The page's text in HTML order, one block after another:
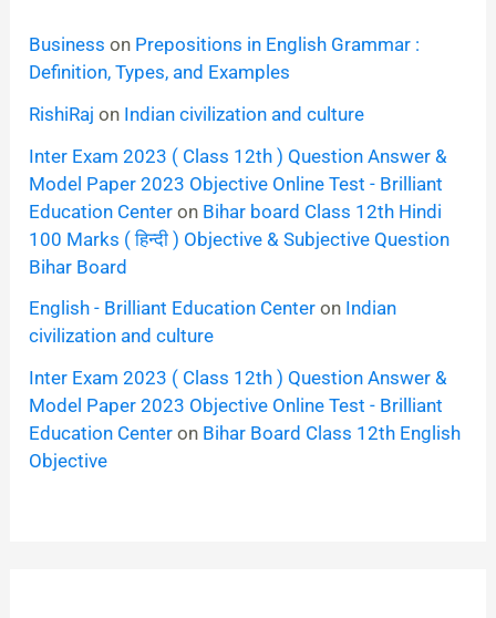
Business on Prepositions in English Grammar :
Definition, Types, and Examples
RishiRaj on Indian civilization and culture
Inter Exam 2023 ( Class 12th ) Question Answer &
Model Paper 2023 Objective Online Test - Brilliant
Education Center on Bihar board Class 12th Hindi
100 Marks ( हिन्दी ) Objective & Subjective Question
Bihar Board
English - Brilliant Education Center on Indian
civilization and culture
Inter Exam 2023 ( Class 12th ) Question Answer &
Model Paper 2023 Objective Online Test - Brilliant
Education Center on Bihar Board Class 12th English
Objective